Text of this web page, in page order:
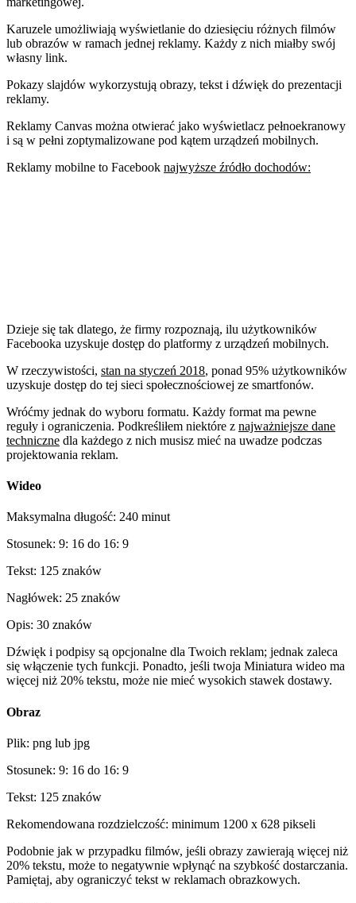
Karuzele umożliwiają wyświetlanie do dziesięciu różnych filmów
lub obrazów w ramach jednej reklamy. Każdy z nich miałby swój
własny link.
Pokazy slajdów wykorzystują obrazy, tekst i dźwięk do prezentacji
reklamy.
Reklamy Canvas można otwierać jako wyświetlacz pełnoekranowy
i są w pełni zoptymalizowane pod kątem urządzeń mobilnych.
Reklamy mobilne to Facebook najwyższe źródło dochodów:
Dzieje się tak dlatego, że firmy rozpoznają, ilu użytkowników
Facebooka uzyskuje dostęp do platformy z urządzeń mobilnych.
W rzeczywistości, stan na styczeń 2018, ponad 95% użytkowników
uzyskuje dostęp do tej sieci społecznościowej ze smartfonów.
Wróćmy jednak do wyboru formatu. Każdy format ma pewne
reguły i ograniczenia. Podkreśliłem niektóre z najważniejsze dane
techniczne dla każdego z nich musisz mieć na uwadze podczas
projektowania reklam.
Wideo
Maksymalna długość: 240 minut
Stosunek: 9: 16 do 16: 9
Tekst: 125 znaków
Nagłówek: 25 znaków
Opis: 30 znaków
Dźwięk i podpisy są opcjonalne dla Twoich reklam; jednak zaleca
się włączenie tych funkcji. Ponadto, jeśli twoja Miniatura wideo ma
więcej niż 20% tekstu, może nie mieć wysokich stawek dostawy.
Obraz
Plik: png lub jpg
Stosunek: 9: 16 do 16: 9
Tekst: 125 znaków
Rekomendowana rozdzielczość: minimum 1200 x 628 pikseli
Podobnie jak w przypadku filmów, jeśli obrazy zawierają więcej niż
20% tekstu, może to negatywnie wpłynąć na szybkość dostarczania.
Pamiętaj, aby ograniczyć tekst w reklamach obrazkowych.